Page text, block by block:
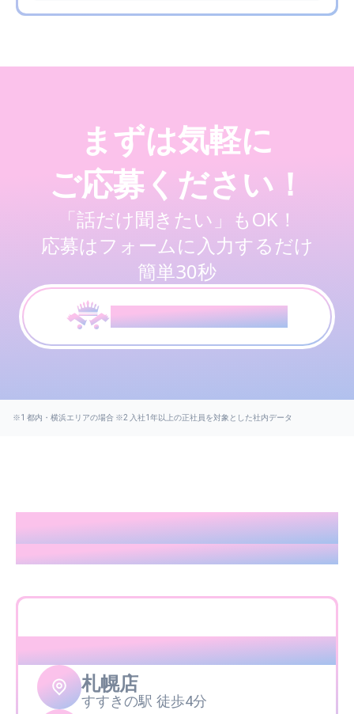
まずは気軽に
ご応募ください！
「話だけ聞きたい」もOK！
応募はフォームに入力するだけ
簡単30秒
応募はこちらから
全国に展開中
Now expanding across Japan
北海道・東北
札幌店
すすきの駅 徒歩4分